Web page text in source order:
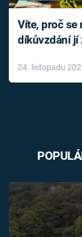
Víte, proč se
díkůvzdání jí
24. listopadu